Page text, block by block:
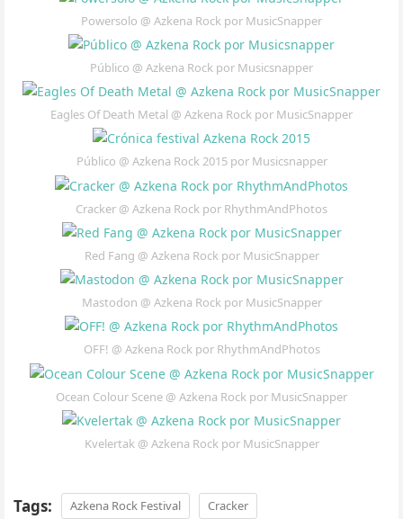
Powersolo @ Azkena Rock por MusicSnapper
Público @ Azkena Rock por Musicsnapper
Eagles Of Death Metal @ Azkena Rock por MusicSnapper
Público @ Azkena Rock 2015 por Musicsnapper
Cracker @ Azkena Rock por RhythmAndPhotos
Red Fang @ Azkena Rock por MusicSnapper
Mastodon @ Azkena Rock por MusicSnapper
OFF! @ Azkena Rock por RhythmAndPhotos
Ocean Colour Scene @ Azkena Rock por MusicSnapper
Kvelertak @ Azkena Rock por MusicSnapper
Tags: Azkena Rock Festival Cracker